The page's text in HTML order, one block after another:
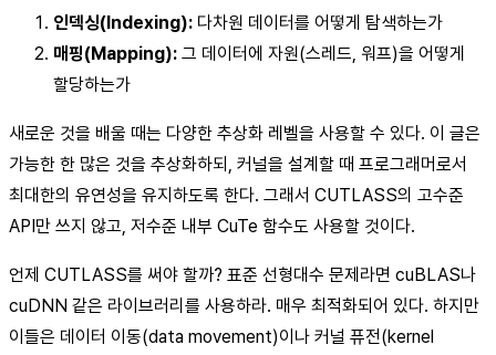
인덱싱(Indexing): 다차원 데이터를 어떻게 탐색하는가
매핑(Mapping): 그 데이터에 자원(스레드, 워프)을 어떻게
할당하는가
새로운 것을 배울 때는 다양한 추상화 레벨을 사용할 수 있다. 이 글은
가능한 한 많은 것을 추상화하되, 커널을 설계할 때 프로그래머로서
최대한의 유연성을 유지하도록 한다. 그래서 CUTLASS의 고수준
API만 쓰지 않고, 저수준 내부 CuTe 함수도 사용할 것이다.
언제 CUTLASS를 써야 할까? 표준 선형대수 문제라면 cuBLAS나
cuDNN 같은 라이브러리를 사용하라. 매우 최적화되어 있다. 하지만
이들은 데이터 이동(data movement)이나 커널 퓨전(kernel